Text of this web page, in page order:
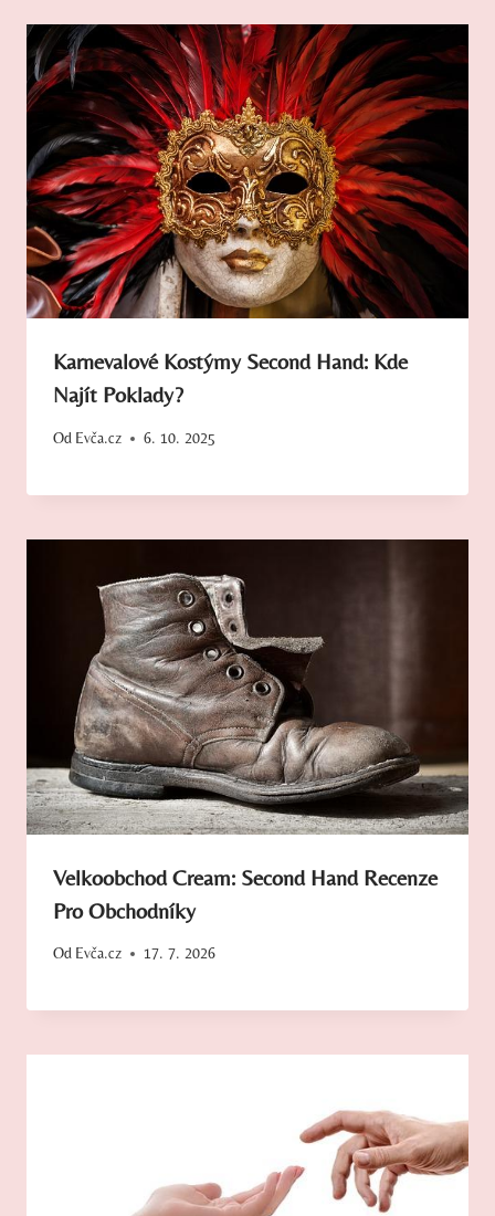
Karnevalové Kostýmy Second Hand: Kde
Najít Poklady?
Od Evča.cz 6. 10. 2025
Velkoobchod Cream: Second Hand Recenze
Pro Obchodníky
Od Evča.cz 17. 7. 2026